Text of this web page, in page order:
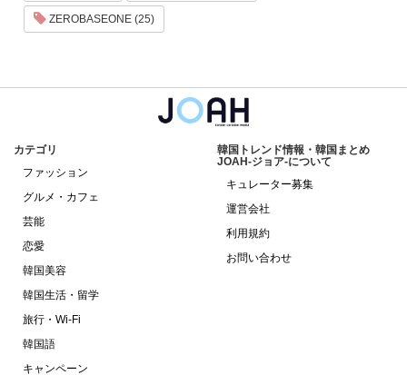
ZEROBASEONE (25)
カテゴリ
ファッション
グルメ・カフェ
芸能
恋愛
韓国美容
韓国生活・留学
旅行・Wi-Fi
韓国語
キャンペーン
韓国トレンド情報・韓国まとめ
JOAH-ジョア-について
キュレーター募集
運営会社
利用規約
お問い合わせ